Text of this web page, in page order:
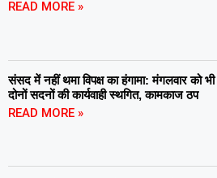
READ MORE »
संसद में नहीं थमा विपक्ष का हंगामा: मंगलवार को भी
दोनों सदनों की कार्यवाही स्थगित, कामकाज ठप
READ MORE »